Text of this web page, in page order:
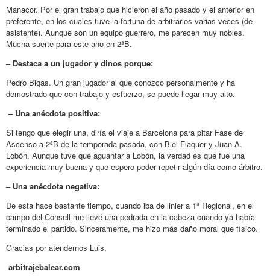
Manacor. Por el gran trabajo que hicieron el año pasado y el anterior en
preferente, en los cuales tuve la fortuna de arbitrarlos varias veces (de
asistente). Aunque son un equipo guerrero, me parecen muy nobles.
Mucha suerte para este año en 2ªB.
– Destaca a un jugador y dinos porque:
Pedro Bigas. Un gran jugador al que conozco personalmente y ha
demostrado que con trabajo y esfuerzo, se puede llegar muy alto.
– Una anécdota positiva:
Si tengo que elegir una, diría el viaje a Barcelona para pitar Fase de
Ascenso a 2ªB de la temporada pasada, con Biel Flaquer y Juan A.
Lobón. Aunque tuve que aguantar a Lobón, la verdad es que fue una
experiencia muy buena y que espero poder repetir algún día como árbitro.
– Una anécdota negativa:
De esta hace bastante tiempo, cuando iba de linier a 1ª Regional, en el
campo del Consell me llevé una pedrada en la cabeza cuando ya había
terminado el partido. Sinceramente, me hizo más daño moral que físico.
Gracias por atendernos Luis,
arbitrajebalear.com